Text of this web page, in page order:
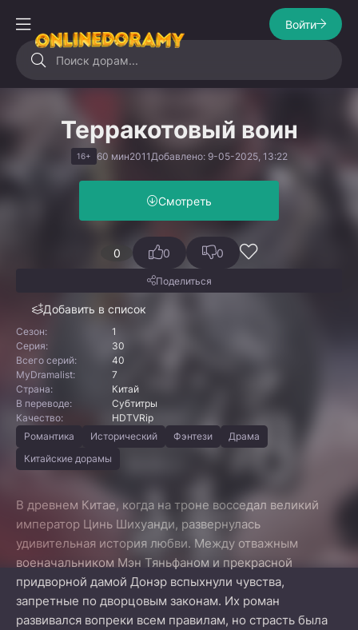
Войти
Терракотовый воин
16+ 60 мин2011 Добавлено: 9-05-2025, 13:22
Смотреть
0
Добавить в список
0 0
Поделиться
Сезон:
1
Серия:
30
Всего серий:
40
MyDramalist:
7
Страна:
Китай
В переводе:
Субтитры
Качество:
HDTVRip
Романтика
Исторический Фэнтези
Драма
Китайские дорамы
В древнем Китае, когда на троне восседал великий
император Цинь Шихуанди, развернулась
удивительная история любви. Между отважным
военачальником Мэн Тяньфаном и прекрасной
придворной дамой Донэр вспыхнули чувства,
запретные по дворцовым законам. Их роман
развивался вопреки всем правилам, но страсть была